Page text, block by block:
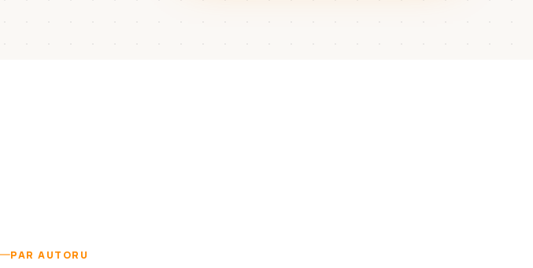
PAR AUTORU